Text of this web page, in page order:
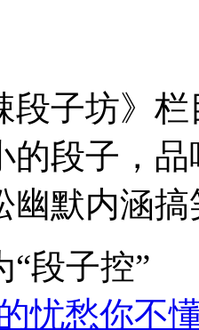
段子坊》
的段子，
幽默内涵
“段子控”
忧愁你不